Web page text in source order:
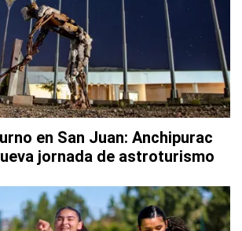
en San Juan: Anchipurac
jornada de astroturismo